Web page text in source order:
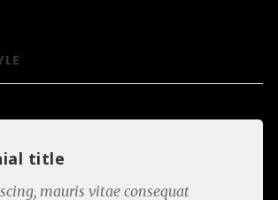
title
mauris vitae consequat